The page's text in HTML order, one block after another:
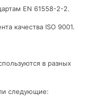
EN 61558-2-2.
качества ISO 9001.
в разных
следующие: